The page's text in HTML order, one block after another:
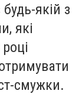
якій з
які
смужки.